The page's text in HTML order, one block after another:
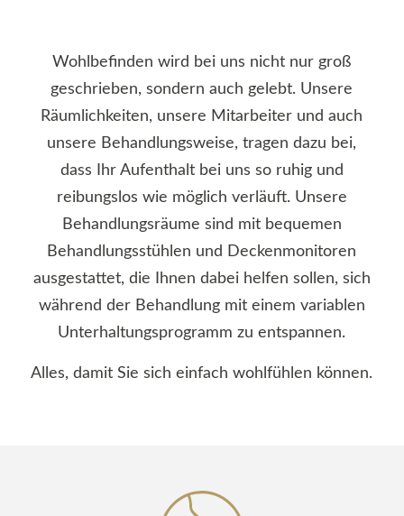
Wohlbefinden wird bei uns nicht nur groß
geschrieben, sondern auch gelebt. Unsere
Räumlichkeiten, unsere Mitarbeiter und auch
unsere Behandlungsweise, tragen dazu bei,
dass Ihr Aufenthalt bei uns so ruhig und
reibungslos wie möglich verläuft. Unsere
Behandlungsräume sind mit bequemen
Behandlungsstühlen und Deckenmonitoren
ausgestattet, die Ihnen dabei helfen sollen, sich
während der Behandlung mit einem variablen
Unterhaltungsprogramm zu entspannen.
Alles, damit Sie sich einfach wohlfühlen können.